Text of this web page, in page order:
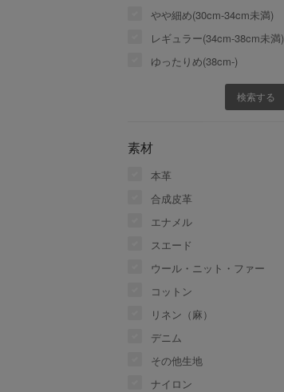
やや細め(30cm-34cm未満)
レギュラー(34cm-38cm未満)
ゆったりめ(38cm-)
素材
本革
合成皮革
エナメル
スエード
ウール・ニット・ファー
コットン
リネン（麻）
デニム
その他生地
ナイロン